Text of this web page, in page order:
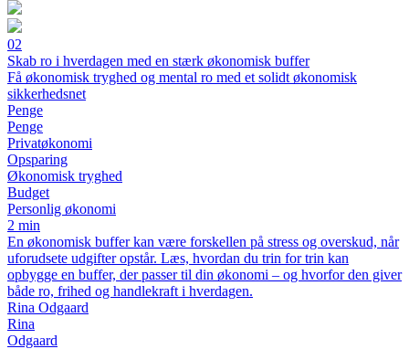
02
Skab ro i hverdagen med en stærk økonomisk buffer
Få økonomisk tryghed og mental ro med et solidt økonomisk
sikkerhedsnet
Penge
Penge
Privatøkonomi
Opsparing
Økonomisk tryghed
Budget
Personlig økonomi
2 min
En økonomisk buffer kan være forskellen på stress og overskud, når
uforudsete udgifter opstår. Læs, hvordan du trin for trin kan
opbygge en buffer, der passer til din økonomi – og hvorfor den giver
både ro, frihed og handlekraft i hverdagen.
Rina Odgaard
Rina
Odgaard